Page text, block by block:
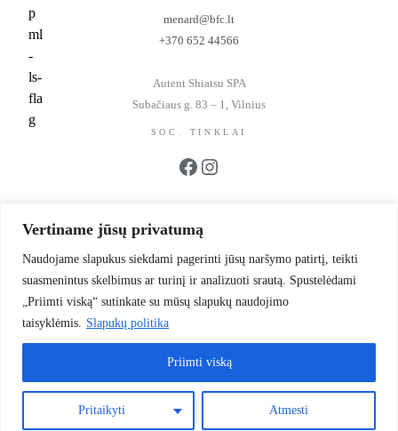
Vertiname jūsų privatumą
Naudojame slapukus siekdami pagerinti jūsų naršymo patirtį, teikti
suasmenintus skelbimus ar turinį ir analizuoti srautą. Spustelėdami
„Priimti viską“ sutinkate su mūsų slapukų naudojimo
taisyklėmis.
Slapukų politika
Pritaikyti Atmesti
Priimti viską
menard@bfc.lt
+370 652 44566
Autent Shiatsu SPA
Subačiaus g. 83 – 1, Vilnius
SOC. TINKLAI
Facebook Instagram
UAB BFC Kosmetika
Įmonės kodas 302299942
PVM kodas LT100006064214
Mokslininkų g. 39-1
Vilnius, LT 12187, Lietuva
LT93 4010 0455 0028 7581
Privatumo politika Slapukai Pirkimo sąlygos